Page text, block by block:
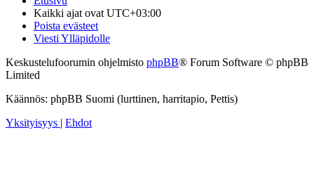
Kaikki ajat ovat UTC+03:00
Poista evästeet
Viesti Ylläpidolle
Keskustelufoorumin ohjelmisto phpBB® Forum Software © phpBB
Limited
Käännös: phpBB Suomi (lurttinen, harritapio, Pettis)
Yksityisyys | Ehdot